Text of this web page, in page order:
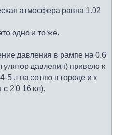
атмосфера равна 1.02
одно и то же.
давления в рампе на 0.6
давления) привело к
5 л на сотню в городе и к
с 2.0 16 кл).